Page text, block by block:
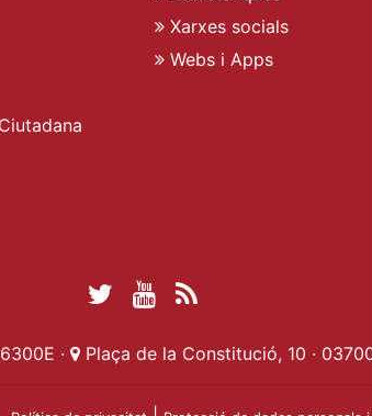
Xarxes socials
Webs i Apps
Twitter Ajuntament
YouTube
· Plaça de la Constitució, 10 ·